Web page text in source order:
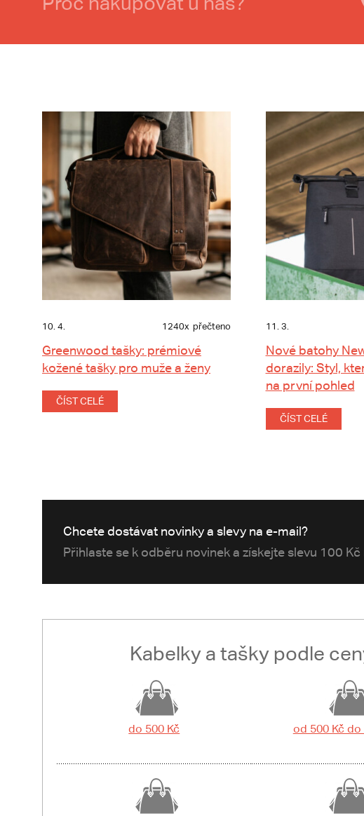
10. 4. 1240x přečteno
Greenwood tašky: prémiové
kožené tašky pro muže a ženy
ČÍST CELÉ
11. 3.
Nové batohy
dorazily: Styl,
na první pohled
ČÍST CELÉ
Chcete dostávat novinky a slevy na e-mail?
Přihlaste se k odběru novinek a získejte slevu 100
Kabelky a tašky podle
do 500 Kč od 500 Kč do